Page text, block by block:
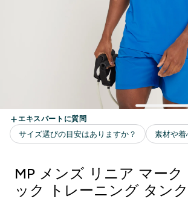
MP メンズ リニア マーク
ック トレーニング タン